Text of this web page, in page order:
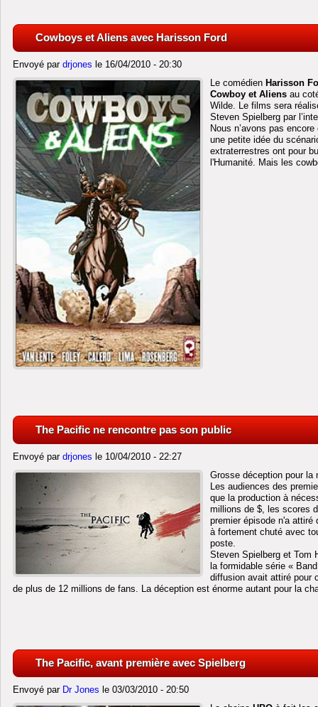
Cowboys et Aliens avec Harisson Ford
Envoyé par drjones le 16/04/2010 - 20:30
Le comédien Harisson
Cowboy et Aliens au
Wilde. Le films sera
Steven Spielberg par
Nous n’avons pas
une petite idée du
extraterrestres ont pour
l'Humanité. Mais les
The Pacific ne rencontre pas son public
Envoyé par drjones le 10/04/2010 - 22:27
Grosse déception pour
Les audiences des
que la production à
millions de $, les scores
premier épisode n'a
à fortement chuté avec
poste.
Steven Spielberg et Tom
la formidable série «
diffusion avait attiré pour
de plus de 12 millions de fans. La déception est énorme autant pour la
The Pacific, avant première avec Spielberg
Envoyé par Dr Jones le 03/03/2010 - 20:50